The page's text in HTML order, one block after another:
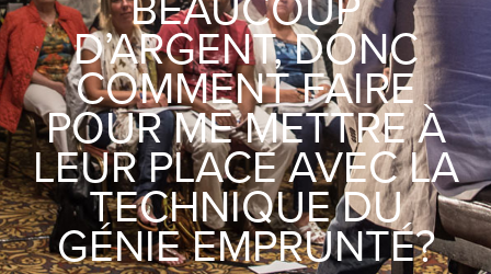
D’ARGENT, DONC
COMMENT FAIRE
POUR ME METTRE À
LEUR PLACE AVEC LA
TECHNIQUE DU
GÉNIE EMPRUNTÉ?